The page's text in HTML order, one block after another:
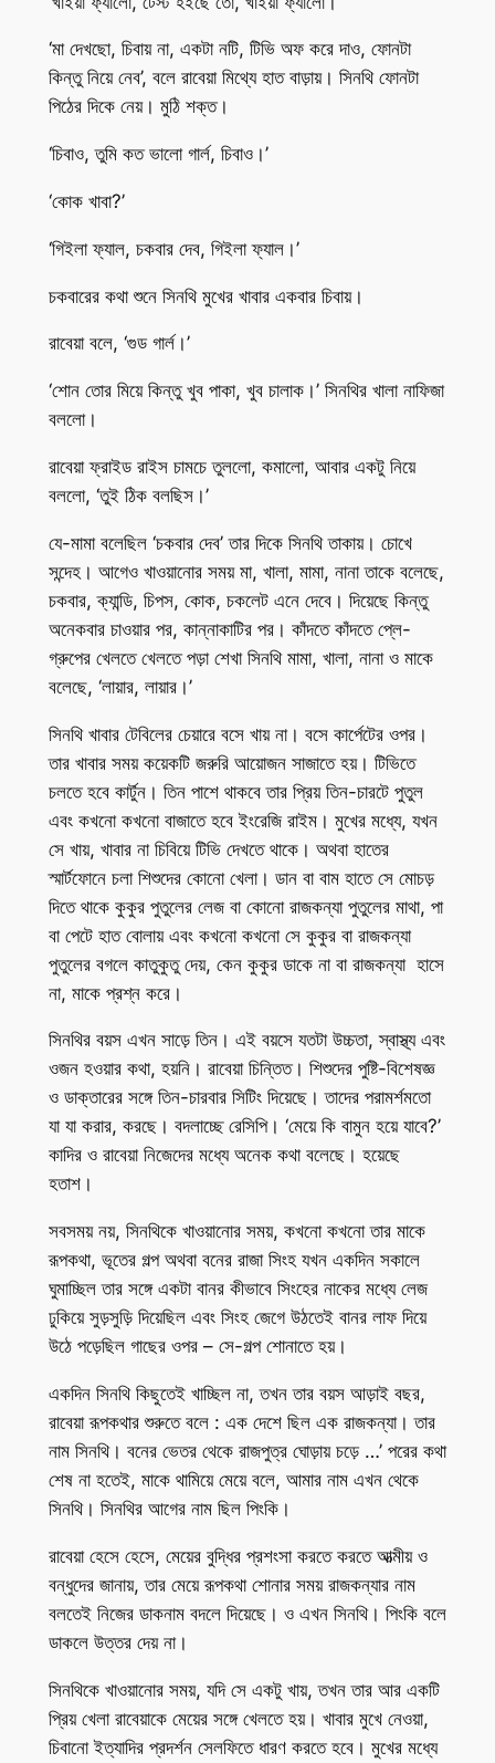
‘মা দেখছো, চিবায় না, একটা নটি, টিভি অফ করে দাও, ফোনটা
কিন্তু নিয়ে নেব’, বলে রাবেয়া মিথ্যে হাত বাড়ায়। সিনথি ফোনটা
পিঠের দিকে নেয়। মুঠি শক্ত।
‘চিবাও, তুমি কত ভালো গার্ল, চিবাও।’
‘কোক খাবা?’
‘গিইলা ফ্যাল, চকবার দেব, গিইলা ফ্যাল।’
চকবারের কথা শুনে সিনথি মুখের খাবার একবার চিবায়।
রাবেয়া বলে, ‘গুড গার্ল।’
‘শোন তোর মিয়ে কিন্তু খুব পাকা, খুব চালাক।’ সিনথির খালা নাফিজা
বললো।
রাবেয়া ফ্রাইড রাইস চামচে তুললো, কমালো, আবার একটু নিয়ে
বললো, ‘তুই ঠিক বলছিস।’
যে-মামা বলেছিল ‘চকবার দেব’ তার দিকে সিনথি তাকায়। চোখে
সন্দেহ। আগেও খাওয়ানোর সময় মা, খালা, মামা, নানা তাকে বলেছে,
চকবার, ক্যান্ডি, চিপস, কোক, চকলেট এনে দেবে। দিয়েছে কিন্তু
অনেকবার চাওয়ার পর, কান্নাকাটির পর। কাঁদতে কাঁদতে প্লে-
গ্রুপের খেলতে খেলতে পড়া শেখা সিনথি মামা, খালা, নানা ও মাকে
বলেছে, ‘লায়ার, লায়ার।’
সিনথি খাবার টেবিলের চেয়ারে বসে খায় না। বসে কার্পেটের ওপর।
তার খাবার সময় কয়েকটি জরুরি আয়োজন সাজাতে হয়। টিভিতে
চলতে হবে কার্টুন। তিন পাশে থাকবে তার প্রিয় তিন-চারটে পুতুল
এবং কখনো কখনো বাজাতে হবে ইংরেজি রাইম। মুখের মধ্যে, যখন
সে খায়, খাবার না চিবিয়ে টিভি দেখতে থাকে। অথবা হাতের
স্মার্টফোনে চলা শিশুদের কোনো খেলা। ডান বা বাম হাতে সে মোচড়
দিতে থাকে কুকুর পুতুলের লেজ বা কোনো রাজকন্যা পুতুলের মাথা, পা
বা পেটে হাত বোলায় এবং কখনো কখনো সে কুকুর বা রাজকন্যা
পুতুলের বগলে কাতুকুতু দেয়, কেন কুকুর ডাকে না বা রাজকন্যা হাসে
না, মাকে প্রশ্ন করে।
সিনথির বয়স এখন সাড়ে তিন। এই বয়সে যতটা উচ্চতা, স্বাস্থ্য এবং
ওজন হওয়ার কথা, হয়নি। রাবেয়া চিন্তিত। শিশুদের পুষ্টি-বিশেষজ্ঞ
ও ডাক্তারের সঙ্গে তিন-চারবার সিটিং দিয়েছে। তাদের পরামর্শমতো
যা যা করার, করছে। বদলাচ্ছে রেসিপি। ‘মেয়ে কি বামুন হয়ে যাবে?’
কাদির ও রাবেয়া নিজেদের মধ্যে অনেক কথা বলেছে। হয়েছে
হতাশ।
সবসময় নয়, সিনথিকে খাওয়ানোর সময়, কখনো কখনো তার মাকে
রূপকথা, ভূতের গল্প অথবা বনের রাজা সিংহ যখন একদিন সকালে
ঘুমাচ্ছিল তার সঙ্গে একটা বানর কীভাবে সিংহের নাকের মধ্যে লেজ
ঢুকিয়ে সুড়সুড়ি দিয়েছিল এবং সিংহ জেগে উঠতেই বানর লাফ দিয়ে
উঠে পড়েছিল গাছের ওপর – সে-গল্প শোনাতে হয়।
একদিন সিনথি কিছুতেই খাচ্ছিল না, তখন তার বয়স আড়াই বছর,
রাবেয়া রূপকথার শুরুতে বলে : এক দেশে ছিল এক রাজকন্যা। তার
নাম সিনথি। বনের ভেতর থেকে রাজপুত্র ঘোড়ায় চড়ে …’ পরের কথা
শেষ না হতেই, মাকে থামিয়ে মেয়ে বলে, আমার নাম এখন থেকে
সিনথি। সিনথির আগের নাম ছিল পিংকি।
রাবেয়া হেসে হেসে, মেয়ের বুদ্ধির প্রশংসা করতে করতে আত্মীয় ও
বন্ধুদের জানায়, তার মেয়ে রূপকথা শোনার সময় রাজকন্যার নাম
বলতেই নিজের ডাকনাম বদলে দিয়েছে। ও এখন সিনথি। পিংকি বলে
ডাকলে উত্তর দেয় না।
সিনথিকে খাওয়ানোর সময়, যদি সে একটু খায়, তখন তার আর একটি
প্রিয় খেলা রাবেয়াকে মেয়ের সঙ্গে খেলতে হয়। খাবার মুখে নেওয়া,
চিবানো ইত্যাদির প্রদর্শন সেলফিতে ধারণ করতে হবে। মুখের মধ্যে